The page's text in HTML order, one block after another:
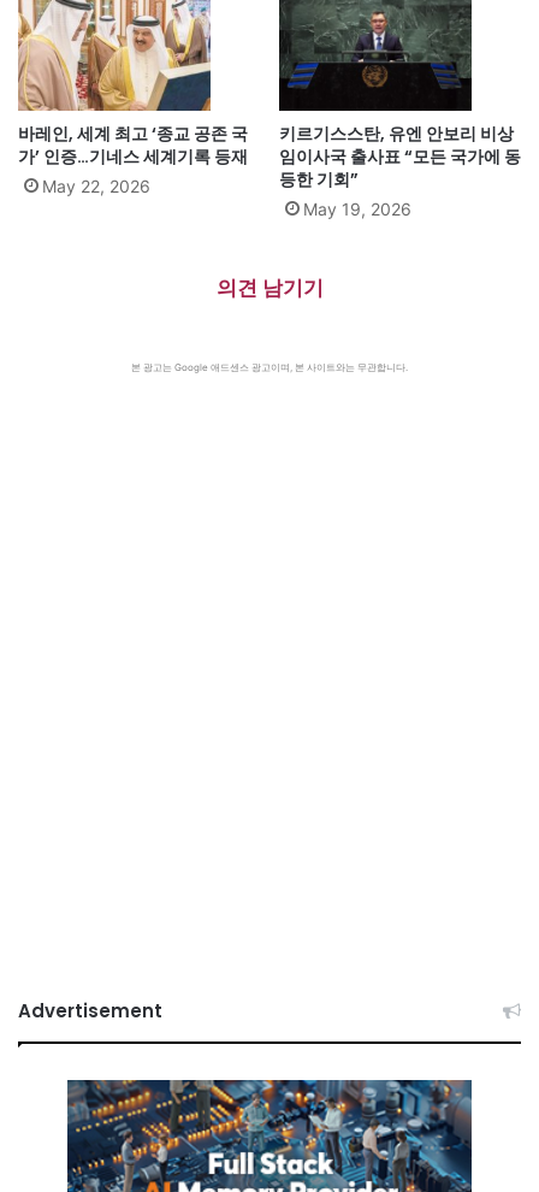
바레인, 세계 최고 ‘종교 공존 국
가’ 인증…기네스 세계기록 등재
May 22, 2026
키르기스스탄, 유엔 안보리 비상
임이사국 출사표 “모든 국가에 동
등한 기회”
May 19, 2026
의견 남기기
본 광고는 Google 애드센스 광고이며, 본 사이트와는 무관합니다.
Advertisement